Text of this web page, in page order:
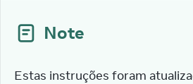
Note
Estas instruções foram